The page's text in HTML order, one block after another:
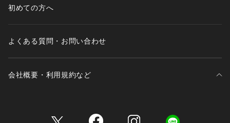
初めての方へ
よくある質問・お問い合わせ
会社概要・利用規約など